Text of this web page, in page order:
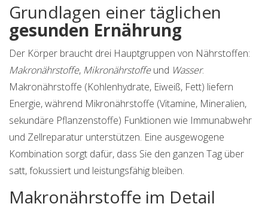
Grundlagen einer täglichen
gesunden Ernährung
Der Körper braucht drei Hauptgruppen von Nährstoffen:
Makronährstoffe, Mikronährstoffeund Wasser.
Makronährstoffe (Kohlenhydrate, Eiweiß, Fett) liefern
Energie, während Mikronährstoffe (Vitamine, Mineralien,
sekundäre Pflanzenstoffe) Funktionen wie Immunabwehr
und Zellreparatur unterstützen. Eine ausgewogene
Kombination sorgt dafür, dass Sie den ganzen Tag über
satt, fokussiert und leistungsfähig bleiben.
Makronährstoffe im Detail